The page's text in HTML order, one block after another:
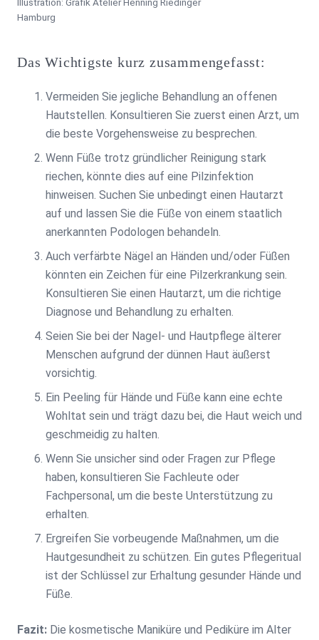
Hamburg
Das Wichtigste kurz zusammengefasst:
Vermeiden Sie jegliche Behandlung an offenen
Hautstellen. Konsultieren Sie zuerst einen Arzt, um
die beste Vorgehensweise zu besprechen.
Wenn Füße trotz gründlicher Reinigung stark
riechen, könnte dies auf eine Pilzinfektion
hinweisen. Suchen Sie unbedingt einen Hautarzt
auf und lassen Sie die Füße von einem staatlich
anerkannten Podologen behandeln.
Auch verfärbte Nägel an Händen und/oder Füßen
könnten ein Zeichen für eine Pilzerkrankung sein.
Konsultieren Sie einen Hautarzt, um die richtige
Diagnose und Behandlung zu erhalten.
Seien Sie bei der Nagel- und Hautpflege älterer
Menschen aufgrund der dünnen Haut äußerst
vorsichtig.
Ein Peeling für Hände und Füße kann eine echte
Wohltat sein und trägt dazu bei, die Haut weich und
geschmeidig zu halten.
Wenn Sie unsicher sind oder Fragen zur Pflege
haben, konsultieren Sie Fachleute oder
Fachpersonal, um die beste Unterstützung zu
erhalten.
Ergreifen Sie vorbeugende Maßnahmen, um die
Hautgesundheit zu schützen. Ein gutes Pflegeritual
ist der Schlüssel zur Erhaltung gesunder Hände und
Füße.
Fazit: Die kosmetische Maniküre und Pediküre im Alter